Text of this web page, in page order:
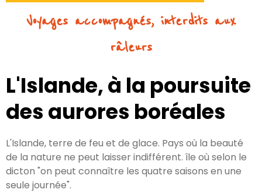
Voyages accompagnés, interdits aux
râleurs
L'Islande, à la poursuite
des aurores boréales
L'Islande, terre de feu et de glace. Pays où la beauté
de la nature ne peut laisser indifférent. île où selon le
dicton "on peut connaître les quatre saisons en une
seule journée".